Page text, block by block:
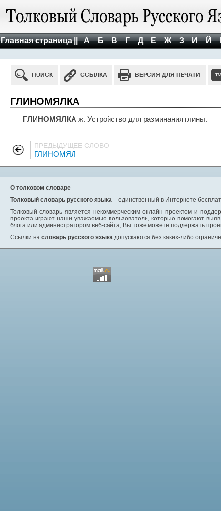
Главная страница || А Б В Г Д Е Ж З И Й
ПОИСК ССЫЛКА ВЕРСИЯ ДЛЯ ПЕЧАТИ
ГЛИНОМЯЛКА
ГЛИНОМЯЛКА ж. Устройство для разминания глины.
ПРЕДЫДУЩЕЕ СЛОВО
ГЛИНОМЯЛ
О толковом словаре
Толковый словарь русского языка – единственный в Интернете
Толковый словарь является некоммерческим онлайн проектом и
проекта играют наши уважаемые пользователи, которые помогают
блога или администратором веб-сайта, Вы тоже можете поддержать
Ссылки на словарь русского языка допускаются без каких-либо